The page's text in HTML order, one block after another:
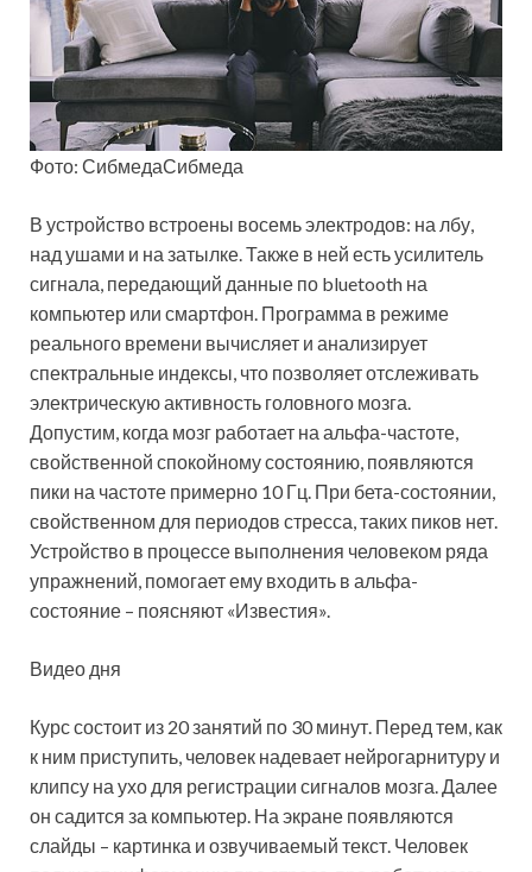
Фото: СибмедаСибмеда
В устройство встроены восемь электродов: на лбу,
над ушами и на затылке. Также в ней есть усилитель
сигнала, передающий данные по bluetooth на
компьютер или смартфон. Программа в режиме
реального времени вычисляет и анализирует
спектральные индексы, что позволяет отслеживать
электрическую активность головного мозга.
Допустим, когда мозг работает на альфа-частоте,
свойственной спокойному состоянию, появляются
пики на частоте примерно 10 Гц. При бета-состоянии,
свойственном для периодов стресса, таких пиков нет.
Устройство в процессе выполнения человеком ряда
упражнений, помогает ему входить в альфа-
состояние – поясняют «Известия».
Видео дня
Курс состоит из 20 занятий по 30 минут. Перед тем, как
к ним приступить, человек надевает нейрогарнитуру и
клипсу на ухо для регистрации сигналов мозга. Далее
он садится за компьютер. На экране появляются
слайды – картинка и озвучиваемый текст. Человек